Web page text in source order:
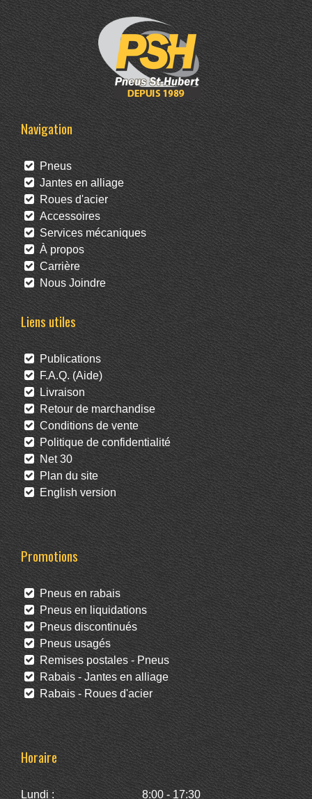
Navigation
Pneus
Jantes en alliage
Roues d'acier
Accessoires
Services mécaniques
À propos
Carrière
Nous Joindre
Liens utiles
Publications
F.A.Q. (Aide)
Livraison
Retour de marchandise
Conditions de vente
Politique de confidentialité
Net 30
Plan du site
English version
Promotions
Pneus en rabais
Pneus en liquidations
Pneus discontinués
Pneus usagés
Remises postales - Pneus
Rabais - Jantes en alliage
Rabais - Roues d'acier
Horaire
Lundi : 8:00 - 17:30